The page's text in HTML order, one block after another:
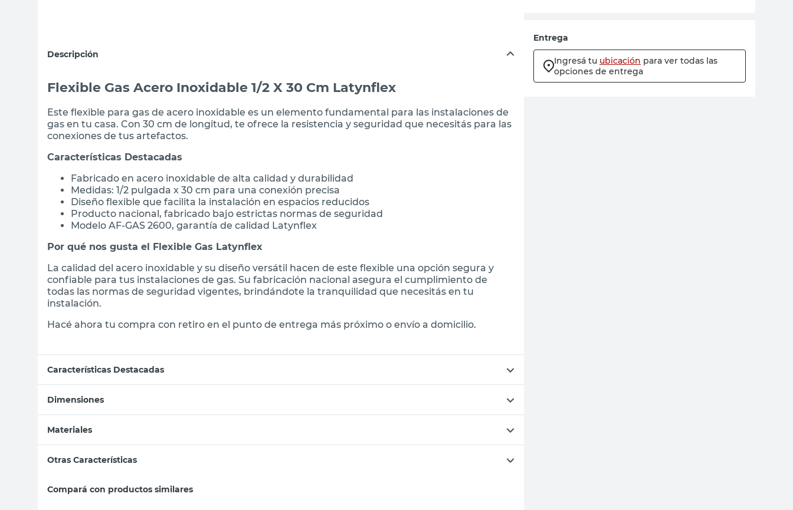
Descripción
Flexible Gas Acero Inoxidable 1/2 X 30 Cm Latynflex
Este flexible para gas de acero inoxidable es un elemento fundamental para las instalaciones de
gas en tu casa. Con 30 cm de longitud, te ofrece la resistencia y seguridad que necesitás para las
conexiones de tus artefactos.
Características Destacadas
Fabricado en acero inoxidable de alta calidad y durabilidad
Medidas: 1/2 pulgada x 30 cm para una conexión precisa
Diseño flexible que facilita la instalación en espacios reducidos
Producto nacional, fabricado bajo estrictas normas de seguridad
Modelo AF-GAS 2600, garantía de calidad Latynflex
Por qué nos gusta el Flexible Gas Latynflex
La calidad del acero inoxidable y su diseño versátil hacen de este flexible una opción segura y
confiable para tus instalaciones de gas. Su fabricación nacional asegura el cumplimiento de
todas las normas de seguridad vigentes, brindándote la tranquilidad que necesitás en tu
instalación.
Hacé ahora tu compra con retiro en el punto de entrega más próximo o envío a domicilio.
Características Destacadas
Dimensiones
Materiales
Otras Características
Compará con productos similares
Entrega
Ingresá tu ubicación para ver todas las
opciones de entrega